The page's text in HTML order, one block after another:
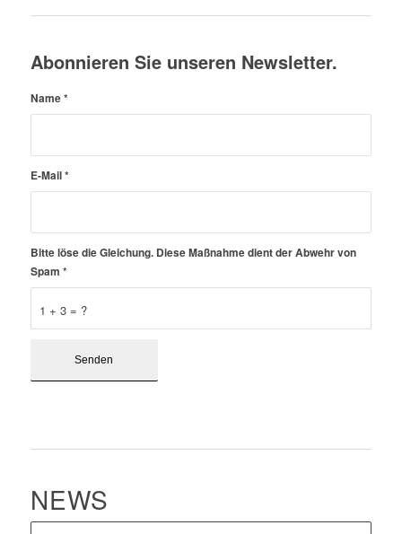
Abonnieren Sie unseren Newsletter.
Name*
E-Mail*
1 + 3 = ?
Bitte löse die Gleichung. Diese Maßnahme dient der Abwehr von
Spam *
NEWS